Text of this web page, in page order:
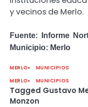
y vecinos de Merlo.
Fuente: Informe
Municipio: Merlo
MERLO
MUNICIPIOS
MERLO
MUNICIPIOS
Tagged Gustavo
Monzon